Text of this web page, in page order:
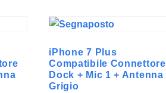
iPhone 7 Plus
Compatibile Connettore
Dock + Mic 1 + Antenna
Grigio